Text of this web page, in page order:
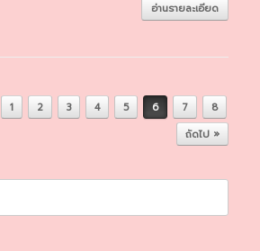
อ่านรายละเอียด
1 2 3 4 5 6 7
8
ถัดไป »